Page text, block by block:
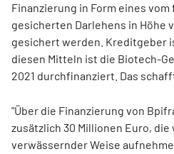
Finanzierung in Form eines
gesicherten Darlehens in Höhe
gesichert werden. Kreditgeber
diesen Mitteln ist die Biotech-
2021 durchfinanziert. Das
"Über die Finanzierung von
zusätzlich 30 Millionen Euro,
verwässernder Weise